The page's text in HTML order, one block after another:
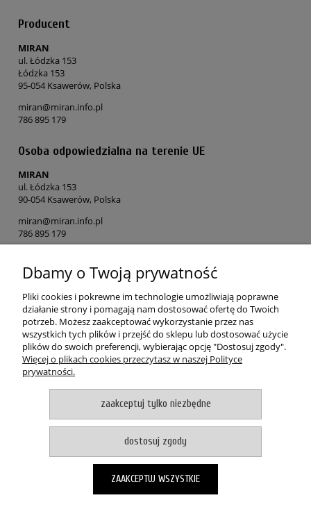
Producent
MIRAN
ul. Łódzka 153
Łódzka 153
95-054 Ksawerów, Polska
miran@miran.info.pl
786 895 179
Osoba odpowiedzialna na terenie UE
MIRAN
ul. Łódzka 153
90-054 Ksawerów, Polska
miran@miran.info.pl
786 895 179
POMOC
MOJE KONTO
PŁATNOŚCI I DOSTAWA
pokaż pełną wersję strony
Witaj, nasz sklep internetowy wykorzystuje pliki cookies.
akceptuje i zamykam okno
Zapisanych za pomocą cookies informacji używamy w celach reklamowych i
statystycznych. W programie służącym do obsługi internetu można zmienić
ustawienia dotyczące cookies. Korzystanie z naszych serwisów
Dbamy o Twoją prywatność
Pliki cookies i pokrewne im technologie umożliwiają poprawne
działanie strony i pomagają nam dostosować ofertę do Twoich
potrzeb. Możesz zaakceptować wykorzystanie przez nas
wszystkich tych plików i przejść do sklepu lub dostosować użycie
plików do swoich preferencji, wybierając opcję "Dostosuj zgody".
Więcej o plikach cookies przeczytasz w naszej Polityce
prywatności.
zaakceptuj tylko niezbędne
dostosuj zgody
ZAAKCEPTUJ WSZYSTKIE